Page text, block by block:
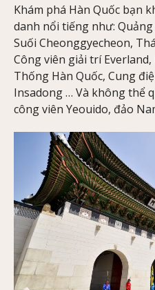
Khám phá Hàn Quốc bạn
danh nổi tiếng như:
Suối Cheonggyecheon,
Công viên giải trí
Thống Hàn Quốc, Cung
Insadong … Và không thể
công viên Yeouido, đảo